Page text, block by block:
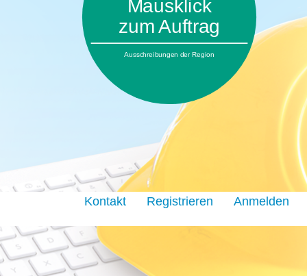
Mausklick
zum Auftrag
Ausschreibungen der Region
Kontakt Registrieren Anmelden